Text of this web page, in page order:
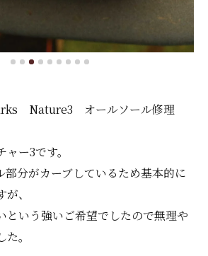
Nature3 オールソール修理
ー3です。
部分がカーブしているため基本的に
、
という強いご希望でしたので無理や
。